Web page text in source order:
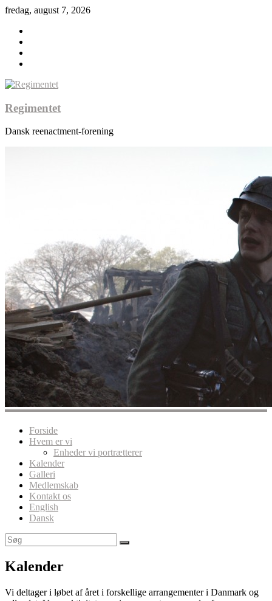
fredag, august 7, 2026
Regimentet
Dansk reenactment-forening
Forside
Hvem er vi
Enheder vi portrætterer
Kalender
Galleri
Medlemskab
Kontakt os
English
Dansk
Kalender
Vi deltager i løbet af året i forskellige arrangementer i Danmark og